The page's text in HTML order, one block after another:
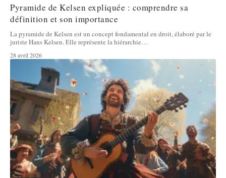
Pyramide de Kelsen expliquée : comprendre sa
définition et son importance
La pyramide de Kelsen est un concept fondamental en droit, élaboré par le
juriste Hans Kelsen. Elle représente la hiérarchie…
28 avril 2026